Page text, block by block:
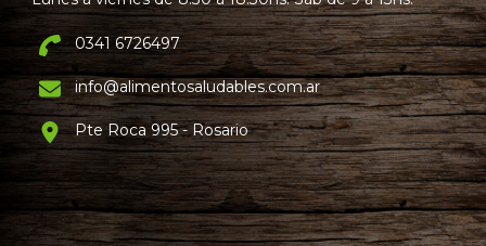
0341 6726497
info@alimentosaludables.com.ar
Pte Roca 995 - Rosario